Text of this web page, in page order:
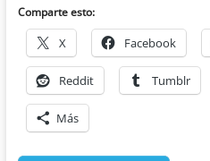
Comparte esto:
X Facebook
Reddit Tumblr
Más